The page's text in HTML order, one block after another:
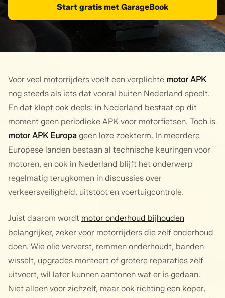
Start gratis met GarageBook
Voor veel motorrijders voelt een verplichte motor APK
nog steeds als iets dat vooral buiten Nederland speelt.
En dat klopt ook deels: in Nederland bestaat op dit
moment geen periodieke APK voor motorfietsen. Toch is
motor APK Europa geen loze zoekterm. In meerdere
Europese landen bestaan al technische keuringen voor
motoren, en ook in Nederland blijft het onderwerp
regelmatig terugkomen in discussies over
verkeersveiligheid, uitstoot en voertuigcontrole.
Juist daarom wordt motor onderhoud bijhouden
belangrijker, zeker voor motorrijders die zelf onderhoud
doen. Wie olie ververst, remmen onderhoudt, banden
wisselt, upgrades monteert of grotere reparaties zelf
uitvoert, wil later kunnen aantonen wat er is gedaan.
Niet alleen voor zichzelf, maar ook richting een koper,